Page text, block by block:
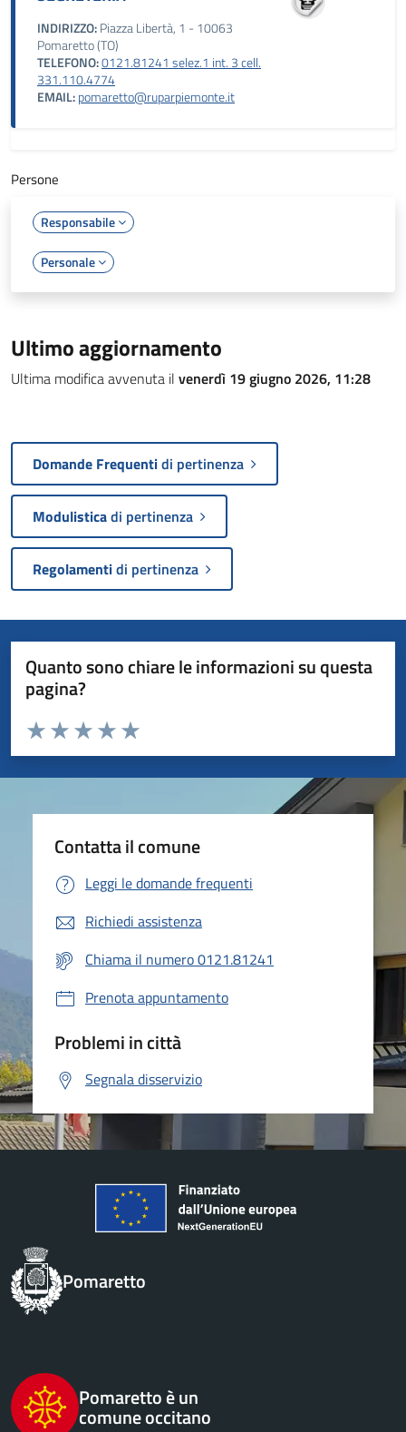
INDIRIZZO:Piazza Libertà, 1 - 10063
Pomaretto (TO)
TELEFONO:0121.81241 selez.1 int. 3 cell.
331.110.4774
EMAIL:pomaretto@ruparpiemonte.it
Persone
Responsabile
Personale
Ultimo aggiornamento
Ultima modifica avvenuta il venerdì 19 giugno 2026, 11:28
Domande Frequentidi pertinenza
Modulisticadi pertinenza
Regolamentidi pertinenza
Quanto sono chiare le informazioni su questa
pagina?
Valuta da 1 a 5 stelle la pagina
Valuta 5 stelle su 5
Valuta 4 stelle su 5
Valuta 3 stelle su 5
Valuta 2 stelle su 5
Valuta 1 stelle su 5
Contatta il comune
Leggi le domande frequenti
Richiedi assistenza
Chiama il numero 0121.81241
Prenota appuntamento
Problemi in città
Segnala disservizio
Pomaretto
Pomaretto è un
comune occitano